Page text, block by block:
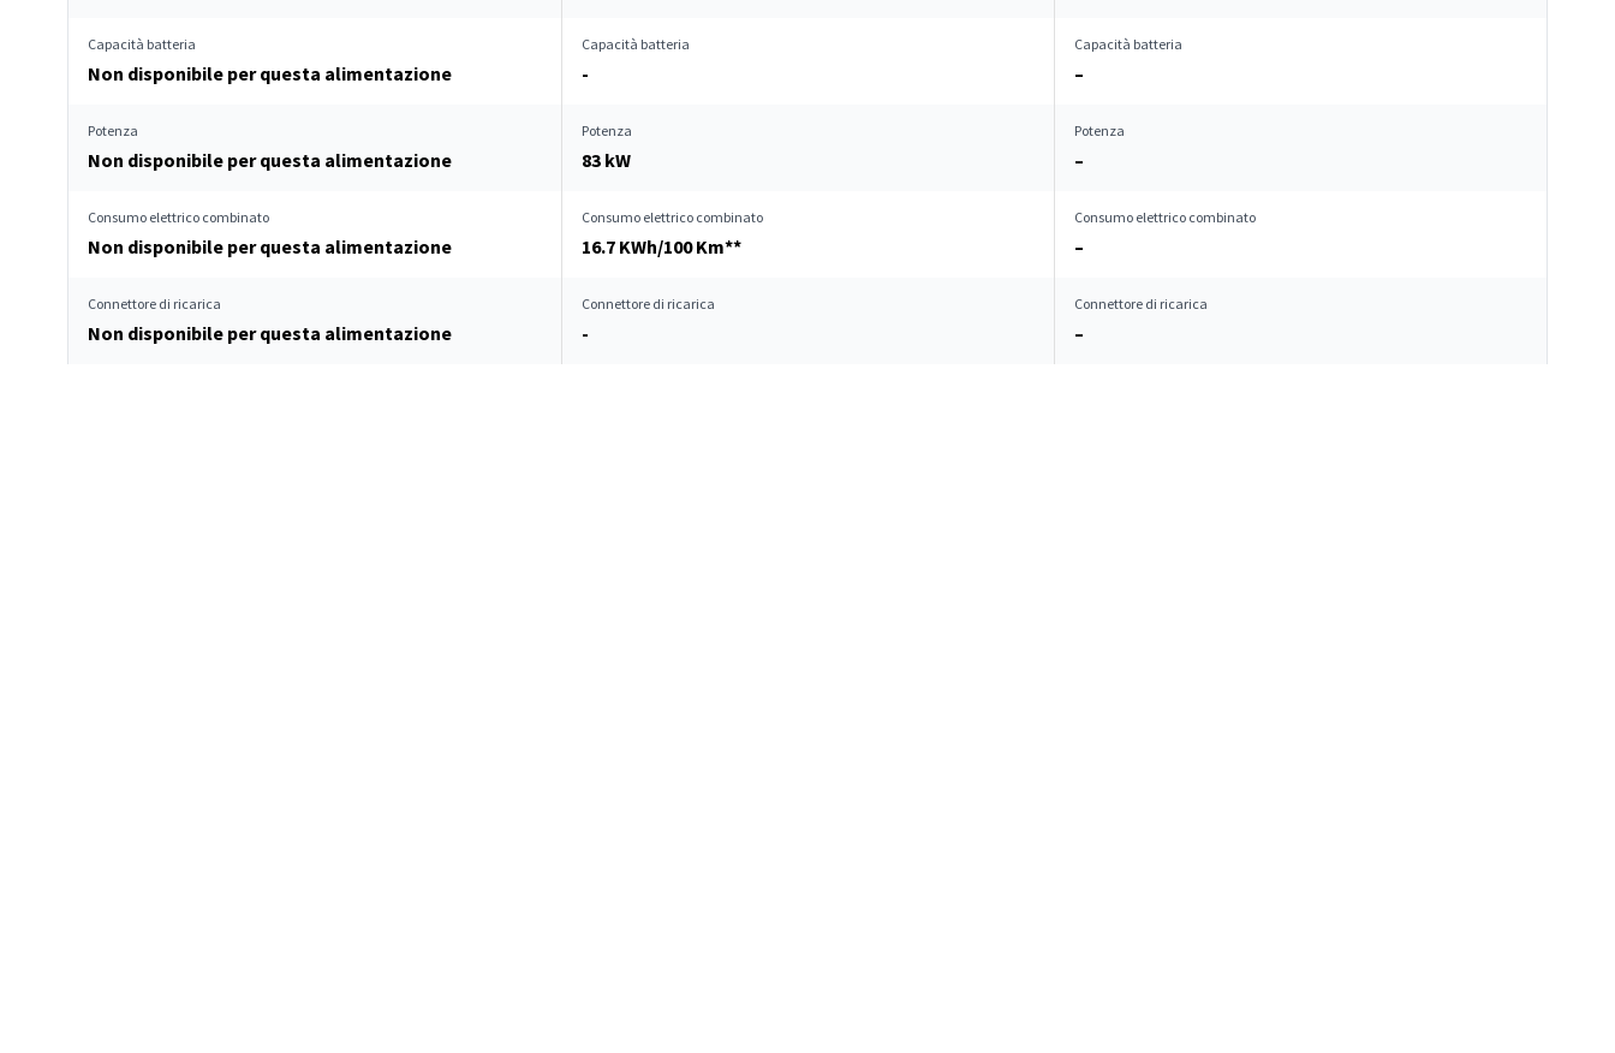
Capacità batteria
Non disponibile per questa alimentazione
Capacità batteria
-
Capacità batteria
–
Potenza
Non disponibile per questa alimentazione
Potenza
83 kW
Potenza
–
Consumo elettrico combinato
Non disponibile per questa alimentazione
Consumo elettrico combinato
16.7 KWh/100 Km**
Consumo elettrico combinato
–
Connettore di ricarica
Non disponibile per questa alimentazione
Connettore di ricarica
-
Connettore di ricarica
–